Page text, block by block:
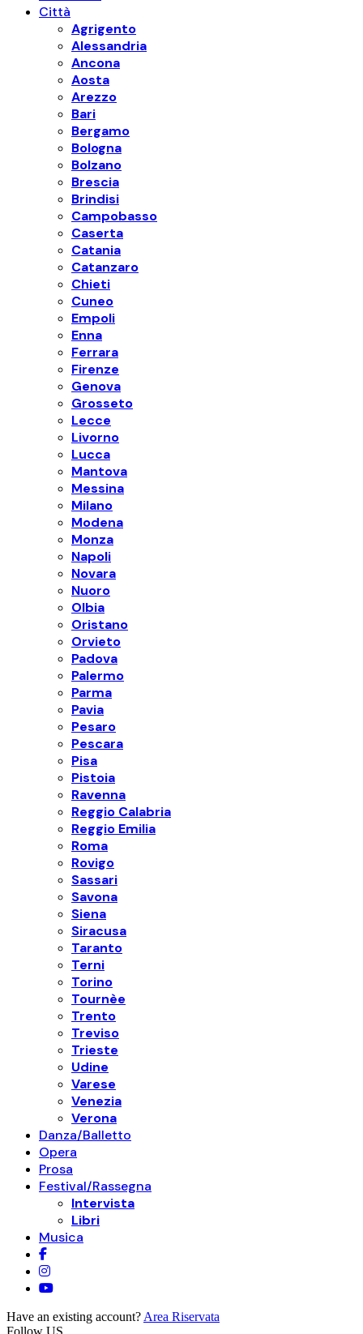
Città
Agrigento
Alessandria
Ancona
Aosta
Arezzo
Bari
Bergamo
Bologna
Bolzano
Brescia
Brindisi
Campobasso
Caserta
Catania
Catanzaro
Chieti
Cuneo
Empoli
Enna
Ferrara
Firenze
Genova
Grosseto
Lecce
Livorno
Lucca
Mantova
Messina
Milano
Modena
Monza
Napoli
Novara
Nuoro
Olbia
Oristano
Orvieto
Padova
Palermo
Parma
Pavia
Pesaro
Pescara
Pisa
Pistoia
Ravenna
Reggio Calabria
Reggio Emilia
Roma
Rovigo
Sassari
Savona
Siena
Siracusa
Taranto
Terni
Torino
Tournèe
Trento
Treviso
Trieste
Udine
Varese
Venezia
Verona
Danza/Balletto
Opera
Prosa
Festival/Rassegna
Intervista
Libri
Musica
Have an existing account? Area Riservata
Follow US